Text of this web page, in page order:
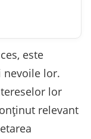
este
nevoile lor.
lor
relevant